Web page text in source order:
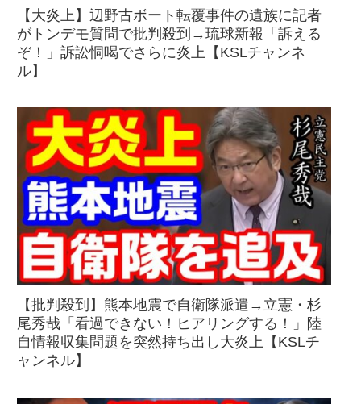
【大炎上】辺野古ボート転覆事件の遺族に記者
がトンデモ質問で批判殺到→琉球新報「訴える
ぞ！」訴訟恫喝でさらに炎上【KSLチャンネ
ル】
【批判殺到】熊本地震で自衛隊派遣→立憲・杉
尾秀哉「看過できない！ヒアリングする！」陸
自情報収集問題を突然持ち出し大炎上【KSLチ
ャンネル】